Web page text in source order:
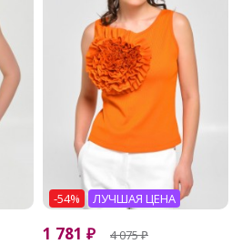
-54% ЛУЧШАЯ ЦЕНА
1 781 ₽ 4 075₽